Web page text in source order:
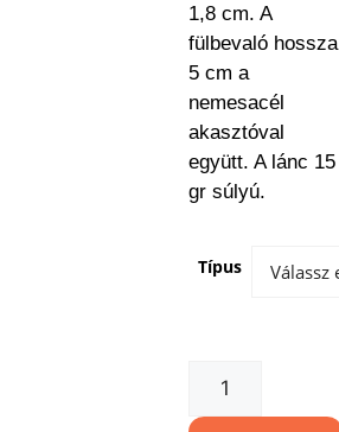
1,8 cm. A
fülbevaló hossza
5 cm a
nemesacél
akasztóval
együtt. A lánc 15
gr súlyú.
Típus